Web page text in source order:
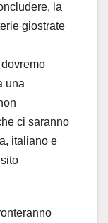
la
giostrate
una
ci saranno
italiano e